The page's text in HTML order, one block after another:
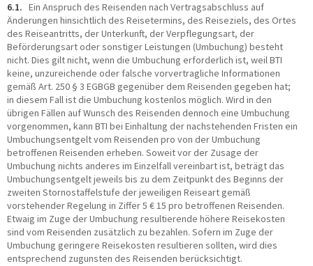
6.1. Ein Anspruch des Reisenden nach Vertragsabschluss auf
Änderungen hinsichtlich des Reisetermins, des Reiseziels, des Ortes
des Reiseantritts, der Unterkunft, der Verpflegungsart, der
Beförderungsart oder sonstiger Leistungen (Umbuchung) besteht
nicht. Dies gilt nicht, wenn die Umbuchung erforderlich ist, weil BTI
keine, unzureichende oder falsche vorvertragliche Informationen
gemäß Art. 250 § 3 EGBGB gegenüber dem Reisenden gegeben hat;
in diesem Fall ist die Umbuchung kostenlos möglich. Wird in den
übrigen Fällen auf Wunsch des Reisenden dennoch eine Umbuchung
vorgenommen, kann BTI bei Einhaltung der nachstehenden Fristen ein
Umbuchungsentgelt vom Reisenden pro von der Umbuchung
betroffenen Reisenden erheben. Soweit vor der Zusage der
Umbuchung nichts anderes im Einzelfall vereinbart ist, beträgt das
Umbuchungsentgelt jeweils bis zu dem Zeitpunkt des Beginns der
zweiten Stornostaffelstufe der jeweiligen Reiseart gemäß
vorstehender Regelung in Ziffer 5 € 15 pro betroffenen Reisenden.
Etwaig im Zuge der Umbuchung resultierende höhere Reisekosten
sind vom Reisenden zusätzlich zu bezahlen. Sofern im Zuge der
Umbuchung geringere Reisekosten resultieren sollten, wird dies
entsprechend zugunsten des Reisenden berücksichtigt.